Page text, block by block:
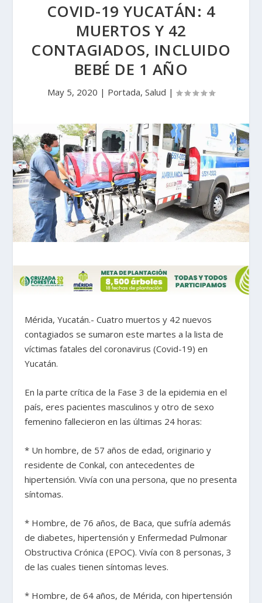
COVID-19 YUCATÁN: 4
MUERTOS Y 42
CONTAGIADOS, INCLUIDO
BEBÉ DE 1 AÑO
May 5, 2020 | Portada, Salud |
Mérida, Yucatán.- Cuatro muertos y 42 nuevos
contagiados se sumaron este martes a la lista de
víctimas fatales del coronavirus (Covid-19) en
Yucatán.
En la parte crítica de la Fase 3 de la epidemia en el
país, eres pacientes masculinos y otro de sexo
femenino fallecieron en las últimas 24 horas:
* Un hombre, de 57 años de edad, originario y
residente de Conkal, con antecedentes de
hipertensión. Vivía con una persona, que no presenta
síntomas.
* Hombre, de 76 años, de Baca, que sufría además
de diabetes, hipertensión y Enfermedad Pulmonar
Obstructiva Crónica (EPOC). Vivía con 8 personas, 3
de las cuales tienen síntomas leves.
* Hombre, de 64 años, de Mérida, con hipertensión